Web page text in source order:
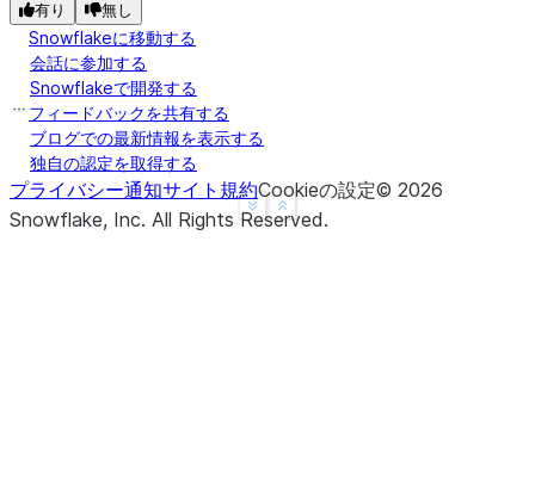
Show less
See more
有り 無し
Snowflakeに移動する
会話に参加する
Snowflakeで開発する
フィードバックを共有する
ブログでの最新情報を表示する
独自の認定を取得する
プライバシー通知サイト規約Cookieの設定© 2026
Snowflake, Inc. All Rights Reserved.